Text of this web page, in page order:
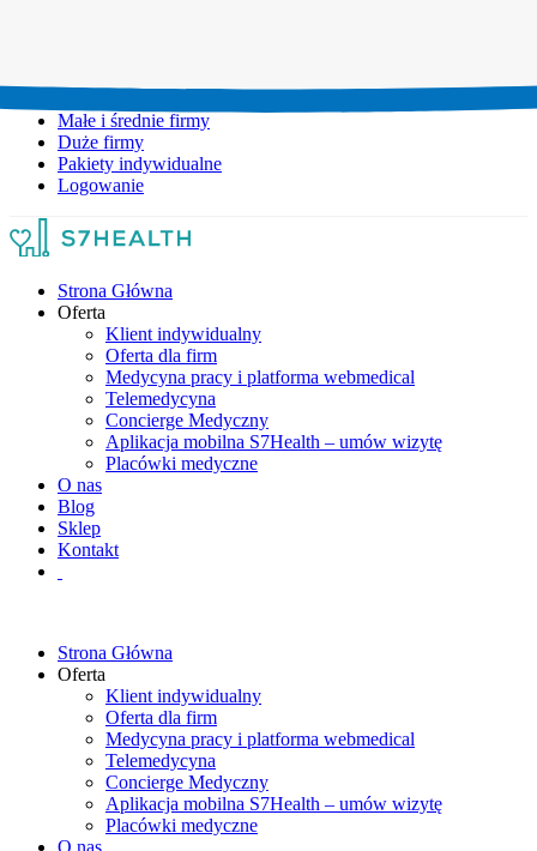
Małe i średnie firmy
Duże firmy
Pakiety indywidualne
Logowanie
Strona Główna
Oferta
Klient indywidualny
Oferta dla firm
Medycyna pracy i platforma webmedical
Telemedycyna
Concierge Medyczny
Aplikacja mobilna S7Health – umów wizytę
Placówki medyczne
O nas
Blog
Sklep
Kontakt
Strona Główna
Oferta
Klient indywidualny
Oferta dla firm
Medycyna pracy i platforma webmedical
Telemedycyna
Concierge Medyczny
Aplikacja mobilna S7Health – umów wizytę
Placówki medyczne
O nas